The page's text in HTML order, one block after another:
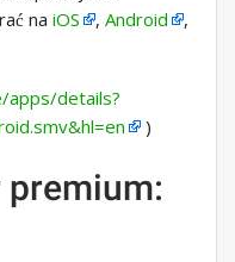
na iOS , Android
,
details?
)
premium: